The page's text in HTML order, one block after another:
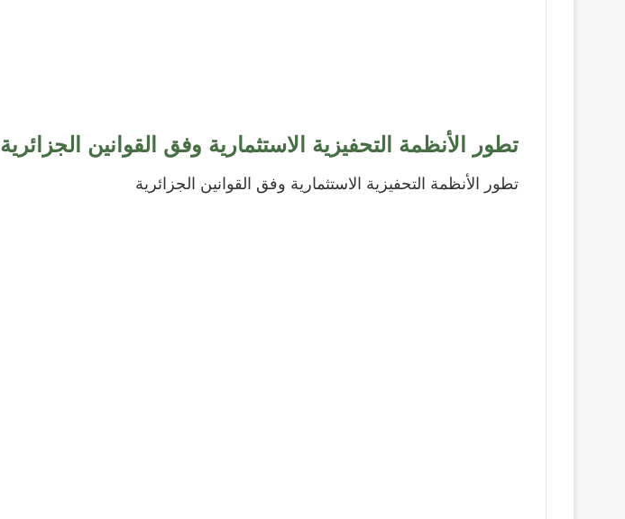
تطور الأنظمة التحفيزية الاستثمارية وفق القوانين الجزائرية
تطور الأنظمة التحفيزية الاستثمارية وفق القوانين الجزائرية